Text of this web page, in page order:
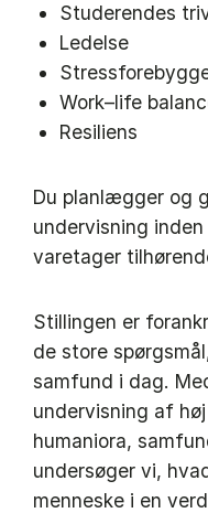
Studerendes
Ledelse
Work–life
Resiliens
Du planlægger og
undervisning
varetager
Stillingen er
de store
samfund i dag.
undervisning af
humaniora,
undersøger vi,
menneske i en